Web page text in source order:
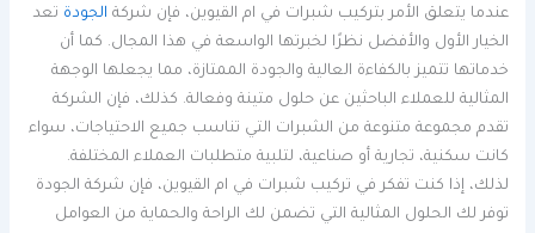
عندما يتعلق الأمر بتركيب شبرات في ام القيوين، فإن شركة الجودة تعد
الخيار الأول والأفضل نظرًا لخبرتها الواسعة في هذا المجال. كما أن
خدماتها تتميز بالكفاءة العالية والجودة الممتازة، مما يجعلها الوجهة
المثالية للعملاء الباحثين عن حلول متينة وفعالة. كذلك، فإن الشركة
تقدم مجموعة متنوعة من الشبرات التي تناسب جميع الاحتياجات، سواء
كانت سكنية، تجارية أو صناعية، لتلبية متطلبات العملاء المختلفة.
لذلك، إذا كنت تفكر في تركيب شبرات في ام القيوين، فإن شركة الجودة
توفر لك الحلول المثالية التي تضمن لك الراحة والحماية من العوامل